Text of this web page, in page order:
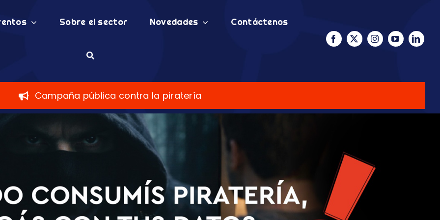
Sobre el sector Novedades Contáctenos
Campaña pública contra la piratería